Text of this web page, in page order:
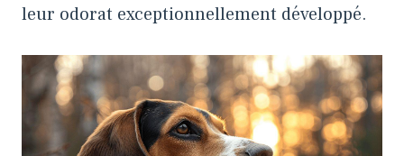
leur odorat exceptionnellement développé.